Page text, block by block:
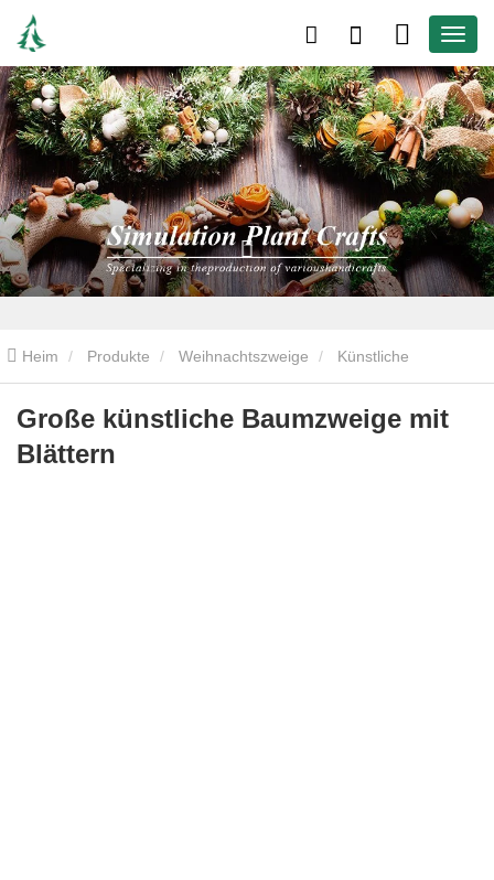
Heim Produkte Weihnachtszweige Künstliche
Kiefernzweige Große künstliche Baumzweige mit Blättern
Große künstliche Baumzweige mit
Blättern